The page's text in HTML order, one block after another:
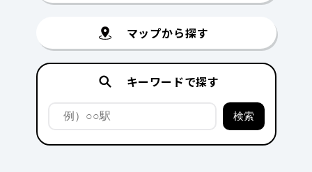
マップから探す
キーワードで探す